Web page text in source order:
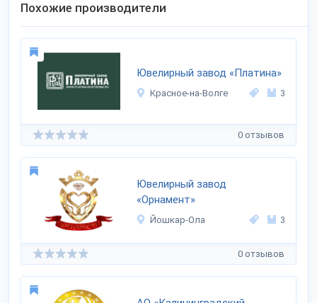
Похожие производители
Ювелирный завод «Платина»
Красное-на-Волге 3
0 отзывов
Ювелирный завод
«Орнамент»
Йошкар-Ола 3
0 отзывов